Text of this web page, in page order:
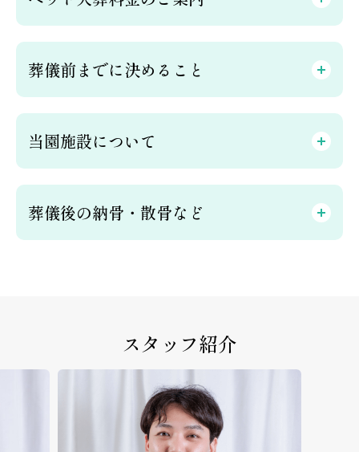
葬儀前までに決めること
当園施設について
葬儀後の納骨・散骨など
スタッフ紹介